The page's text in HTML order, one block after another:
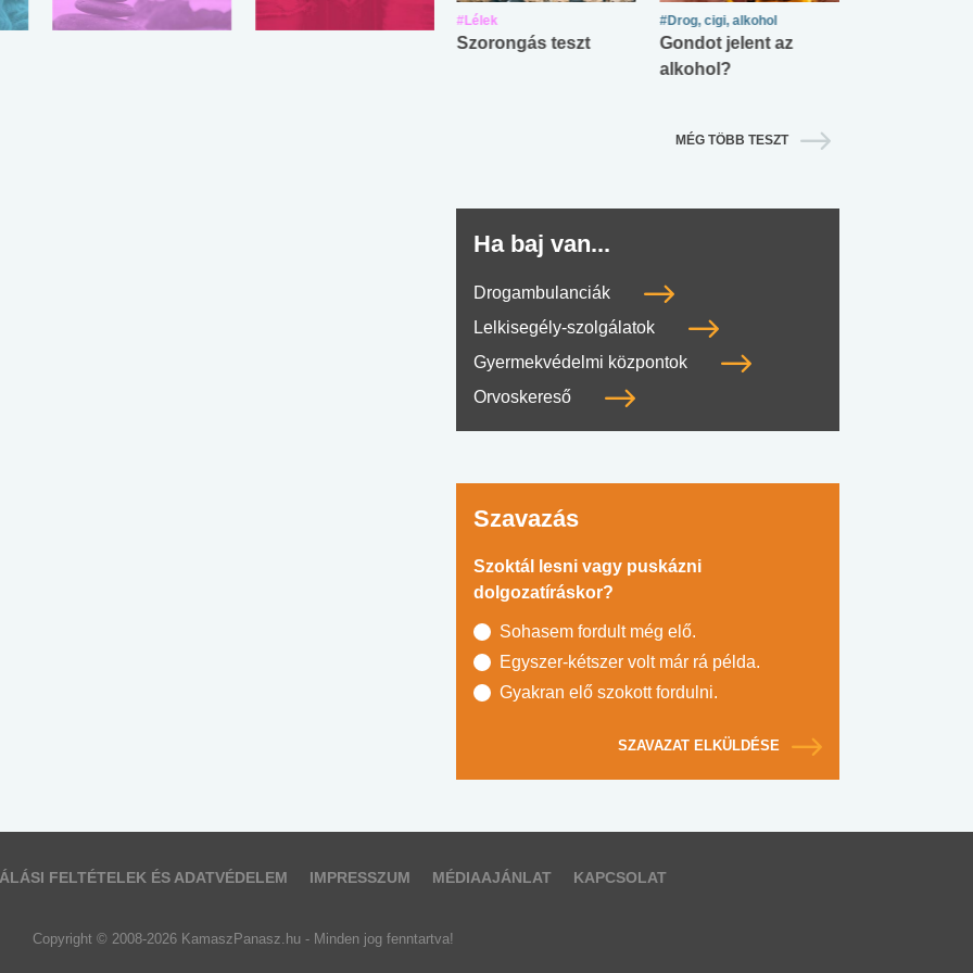
#Suli, munka #Lélek
Szorongás teszt
#Drog, cigi, alkohol
Gondot jelent az
alkohol?
MÉG TÖBB TESZT
Ha baj van...
Drogambulanciák
Lelkisegély-szolgálatok
Gyermekvédelmi központok
Orvoskereső
Szavazás
Szoktál lesni vagy puskázni
dolgozatíráskor?
Sohasem fordult még elő.
Egyszer-kétszer volt már rá példa.
Gyakran elő szokott fordulni.
SZAVAZAT ELKÜLDÉSE
FELTÉTELEK ÉS ADATVÉDELEM IMPRESSZUM MÉDIAAJÁNLAT KAPCSOLAT
Copyright © 2008-2026 KamaszPanasz.hu - Minden jog fenntartva!